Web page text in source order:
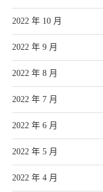
2022 年 10 月
2022 年 9 月
2022 年 8 月
2022 年 7 月
2022 年 6 月
2022 年 5 月
2022 年 4 月